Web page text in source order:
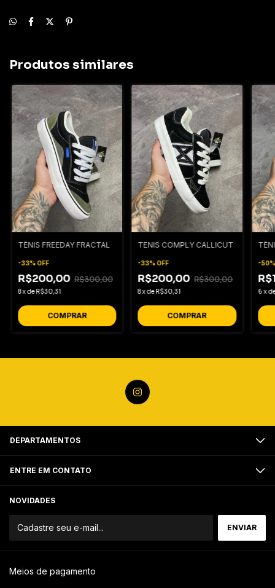
Produtos similares
TÊNIS FREEDAY FRACTAL
-33%OFF
R$200,00 R$300,00
8xde R$30,31
COMPRAR
TENIS COMPLY CALLICUT
-33%OFF
R$200,00 R$300,00
8xde R$30,31
COMPRAR
-50
6x
DEPARTAMENTOS
ENTRE EM CONTATO
NOVIDADES
Meios de pagamento